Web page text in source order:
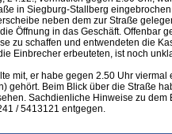
in Siegburg-Stallberg
neben dem zur Straße
Öffnung in das Geschäft. Offenbar
zu schaffen und entwendeten die
Einbrecher erbeuteten, ist noch
mit, er habe gegen 2.50 Uhr
gehört. Beim Blick über die Straße
Sachdienliche Hinweise zu dem
/ 5413121 entgegen.